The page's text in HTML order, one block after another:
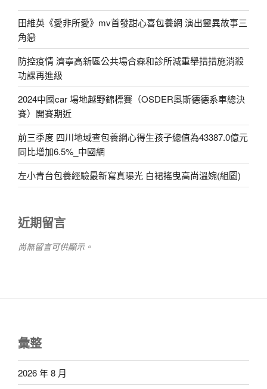
田維英《愛非所愛》mv首發甜心喜包養網 演出靈異故事三
角戀
防控疫情 濟寧高新區公共場合森和診所減重舉措措施消殺
功課再進級
2024中國car 場地越野錦標賽（OSDER奧斯德德系車總決
賽）開賽期近
前三季度 四川地域查包養網心得生孩子總值為43387.0億元
同比增加6.5%_中國網
左小青台包養經驗最新寫真曝光 白裙搖曳高尚溫婉(組圖)
近期留言
尚無留言可供顯示。
彙整
2026 年 8 月